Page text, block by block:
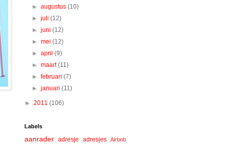
►augustus(10)
►juli(12)
►juni(12)
►mei(12)
►april(9)
►maart(11)
►februari(7)
►januari(11)
► 2011 (106)
Labels
aanrader adresje adresjes Airbnb